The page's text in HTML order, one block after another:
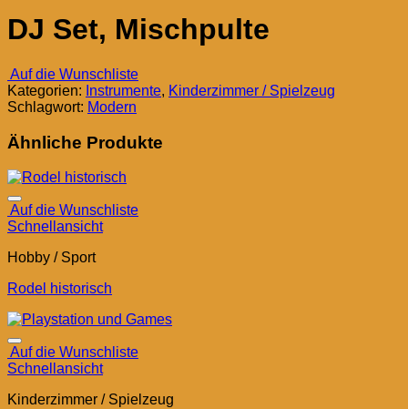
DJ Set, Mischpulte
Auf die Wunschliste
Kategorien: Instrumente, Kinderzimmer / Spielzeug
Schlagwort: Modern
Ähnliche Produkte
Auf die Wunschliste
Schnellansicht
Hobby / Sport
Rodel historisch
Auf die Wunschliste
Schnellansicht
Kinderzimmer / Spielzeug